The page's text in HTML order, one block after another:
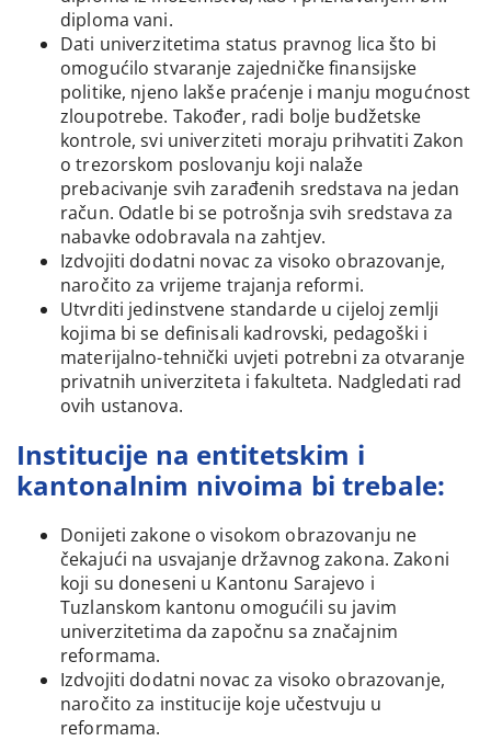
diploma vani.
Dati univerzitetima status pravnog lica što bi
omogućilo stvaranje zajedničke finansijske
politike, njeno lakše praćenje i manju mogućnost
zloupotrebe. Također, radi bolje budžetske
kontrole, svi univerziteti moraju prihvatiti Zakon
o trezorskom poslovanju koji nalaže
prebacivanje svih zarađenih sredstava na jedan
račun. Odatle bi se potrošnja svih sredstava za
nabavke odobravala na zahtjev.
Izdvojiti dodatni novac za visoko obrazovanje,
naročito za vrijeme trajanja reformi.
Utvrditi jedinstvene standarde u cijeloj zemlji
kojima bi se definisali kadrovski, pedagoški i
materijalno-tehnički uvjeti potrebni za otvaranje
privatnih univerziteta i fakulteta. Nadgledati rad
ovih ustanova.
Institucije na entitetskim i
kantonalnim nivoima bi trebale:
Donijeti zakone o visokom obrazovanju ne
čekajući na usvajanje državnog zakona. Zakoni
koji su doneseni u Kantonu Sarajevo i
Tuzlanskom kantonu omogućili su javim
univerzitetima da započnu sa značajnim
reformama.
Izdvojiti dodatni novac za visoko obrazovanje,
naročito za institucije koje učestvuju u
reformama.